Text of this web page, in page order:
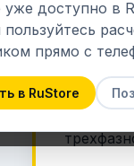
доступно в
прямо с
в RuStore
В